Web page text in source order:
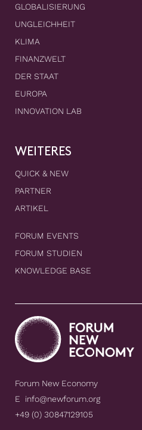
GLOBALISIERUNG
UNGLEICHHEIT
KLIMA
FINANZWELT
DER STAAT
EUROPA
INNOVATION LAB
WEITERES
QUICK & NEW
PARTNER
ARTIKEL
FORUM EVENTS
FORUM STUDIEN
KNOWLEDGE BASE
Forum New Economy
E info@newforum.org
+49 (0) 30847129105